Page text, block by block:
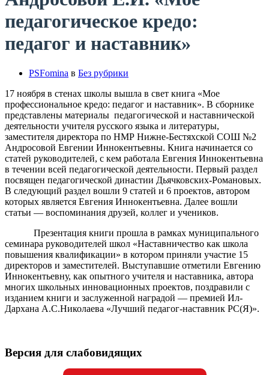
педагогическое кредо:
педагог и наставник»
PSFomina в Без рубрики
17 ноября в стенах школы вышла в свет книга «Мое
профессиональное кредо: педагог и наставник». В сборнике
представлены материалы педагогической и наставнической
деятельности учителя русского языка и литературы,
заместителя директора по НМР Нижне-Бестяхской СОШ №2
Андросовой Евгении Иннокентьевны. Книга начинается со
статей руководителей, с кем работала Евгения Иннокентьевна
в течении всей педагогической деятельности. Первый раздел
посвящен педагогической династии Дьячковских-Романовых.
В следующий раздел вошли 9 статей и 6 проектов, автором
которых является Евгения Иннокентьевна. Далее вошли
статьи — воспоминания друзей, коллег и учеников.
Презентация книги прошла в рамках муниципального
семинара руководителей школ «Наставничество как школа
повышения квалификации» в котором приняли участие 15
директоров и заместителей. Выступавшие отметили Евгению
Иннокентьевну, как опытного учителя и наставника, автора
многих школьных инновационных проектов, поздравили с
изданием книги и заслуженной наградой — премией Ил-
Дархана А.С.Николаева «Лучший педагог-наставник РС(Я)».
Версия для слабовидящих